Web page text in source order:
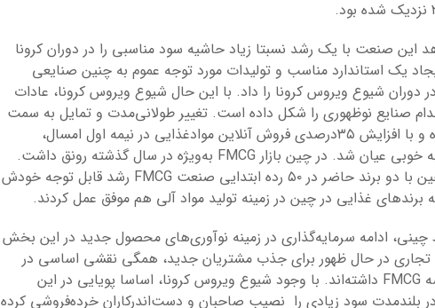
این صنعت با یک رشد نسبتا زیاد حاشیه سود مناسبی را در دوران کرونا
یک استاندارد مناسب و تولیدات مورد توجه عموم به چنین صنایعی
دوران شیوع ویروس کرونا را داد. با این حال شیوع ویروس کرونا، عادات
صنایع نوظهوری را شکل داده است. تغییر طولانی‌مدت و تمایل به سمت
کانال‌های آنلاین تسریع شده و با افزایش ۳۵درصدی فروش آنلاین موادغذایی در نیمه اول امسال،
عیان شد. در چین بازار FMCG به‌ویژه در سال گذشته رونق داشت.
حاضر در ۵۰ رده ابتدایی صنعت
FMCG رشد قابل توجه خودش
برندهای غذایی در چین در زمینه تولید مواد آلی هم موفق عمل کردند.
ادامه سرمایه‌گذاری در زمینه نوآوری‌های محصول جدید در این بخش
در حال ظهور برای جذب مشتریان جدید، همگی نقشی اساسی در
FMCG داشته‌اند. با وجود شیوع ویروس کرونا، اساسا پویایی در این
سود زیادی را نصیب صاحبان و دست‌اندرکاران خرده‌فروشی کرده